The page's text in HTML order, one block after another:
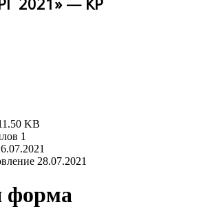
KB
1
28.07.2021
форма